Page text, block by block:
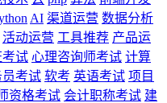
AI 渠道运营 数据分析
活动运营 工具推荐 产品运
试 心理咨询师考试 计算
员考试 软考 英语考试 项目
资格考试 会计职称考试 建